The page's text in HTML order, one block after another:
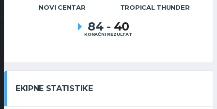
NOVI CENTAR TROPICAL THUNDER
84 - 40
KONAČNI REZULTAT
EKIPNE STATISTIKE